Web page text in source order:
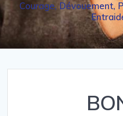
Courage, Dévouement,